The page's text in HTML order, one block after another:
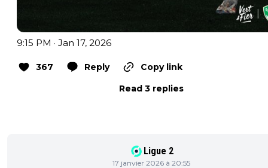
9:15 PM · Jan 17, 2026
367 Reply
Copy link
Read 3 replies
Ligue 2
17 janvier 2026 à 20:55